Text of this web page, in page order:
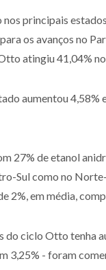
principais
os avanços no
atingiu 41,04% no
aumentou
27% de etanol
Sul como no
2%, em média,
ciclo Otto tenha
3,25% - foram